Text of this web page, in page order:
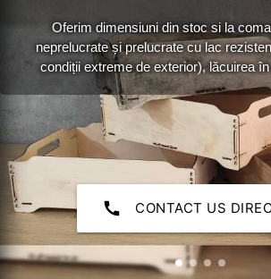
call CONTACT US
Oferim dimensiuni din stoc si la
neprelucrate și prelucrate cu lac
condiții extreme de exterior), lăcuirea